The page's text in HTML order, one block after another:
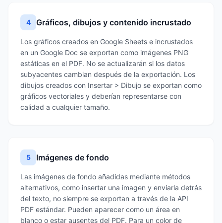
4 Gráficos, dibujos y contenido incrustado
Los gráficos creados en Google Sheets e incrustados
en un Google Doc se exportan como imágenes PNG
estáticas en el PDF. No se actualizarán si los datos
subyacentes cambian después de la exportación. Los
dibujos creados con Insertar > Dibujo se exportan como
gráficos vectoriales y deberían representarse con
calidad a cualquier tamaño.
5 Imágenes de fondo
Las imágenes de fondo añadidas mediante métodos
alternativos, como insertar una imagen y enviarla detrás
del texto, no siempre se exportan a través de la API
PDF estándar. Pueden aparecer como un área en
blanco o estar ausentes del PDF. Para un color de